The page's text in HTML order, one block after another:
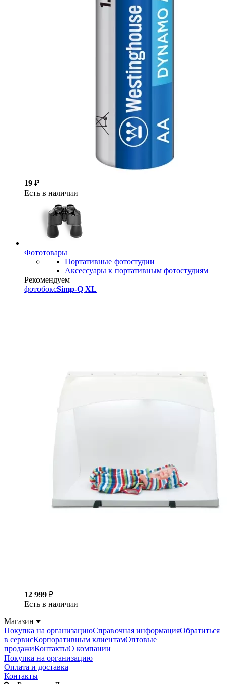
19 ₽
Есть в наличии
Фототовары
Портативные фотостудии
Аксессуары к портативным фотостудиям
Рекомендуем
фотобоксSimp-Q XL
12 999 ₽
Есть в наличии
Магазин
Покупка на организациюСправочная информацияОбратиться
в сервисКорпоративным клиентамОптовые
продажиКонтактыО компании
Покупка на организацию
Оплата и доставка
Контакты